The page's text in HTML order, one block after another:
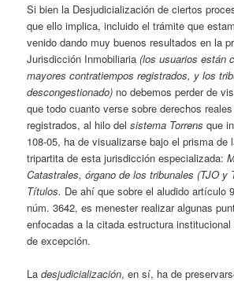
Si bien la Desjudicialización de ciertos
que ello implica, incluido el trámite que
venido dando muy buenos resultados en la
Jurisdicción Inmobiliaria(los usuarios están
mayores contratiempos registrados, y los
descongestionado) no debemos perder de
que todo cuanto verse sobre derechos
registrados, al hilo delsistema Torrens que
108-05, ha de visualizarse bajo el prisma de
tripartita de esta jurisdicción especializada:
Catastrales, órgano de los tribunales (TJO y
Títulos. De ahí que sobre el aludido artículo
núm. 3642, es menester realizar algunas
enfocadas a la citada estructura
de excepción.
Ladesjudicialización, en sí, ha de